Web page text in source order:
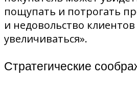
пощупать и потрогать
и недовольство
увеличиваться».
Стратегические